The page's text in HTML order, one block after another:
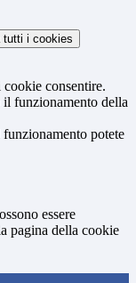
tutti i cookies
cookie consentire.
il funzionamento della
potete
essere
pagina della cookie